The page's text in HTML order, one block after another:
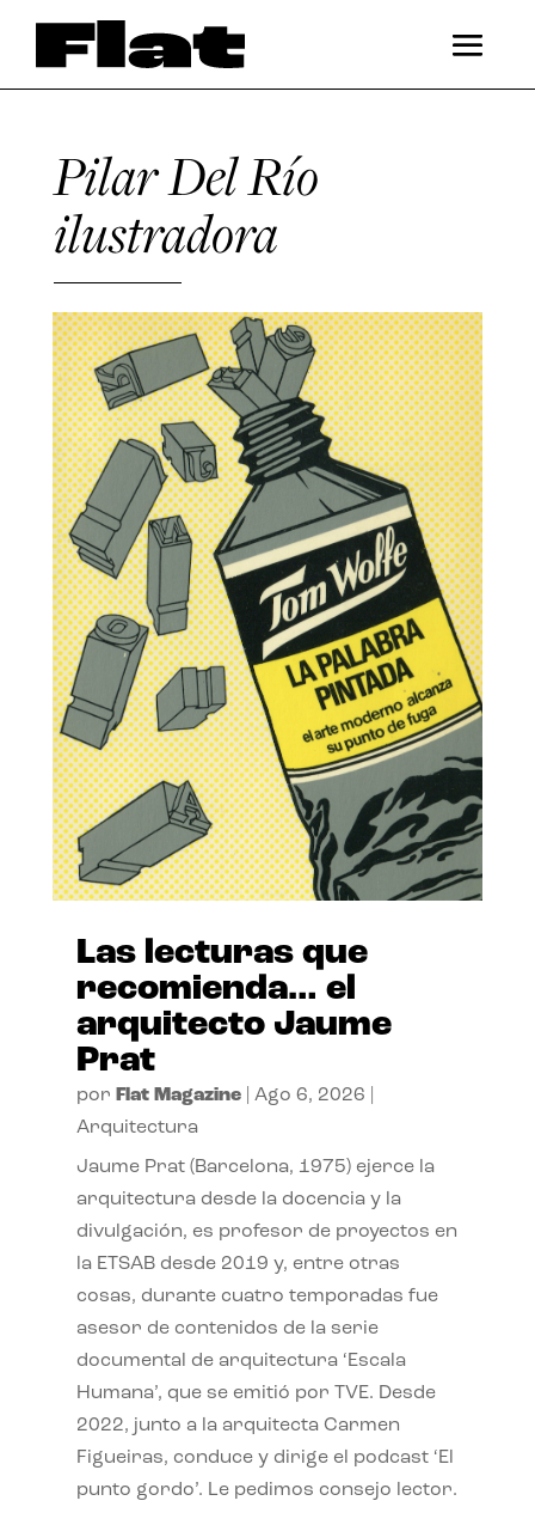
Pilar Del Río
ilustradora
Las lecturas que
recomienda… el
arquitecto Jaume
Prat
por Flat Magazine| Ago 6, 2026
Arquitectura
Jaume Prat (Barcelona, 1975) ejerce la
arquitectura desde la docencia y la
divulgación, es profesor de proyectos en
la ETSAB desde 2019 y, entre otras
cosas, durante cuatro temporadas fue
asesor de contenidos de la serie
documental de arquitectura ‘Escala
Humana’, que se emitió por TVE. Desde
2022, junto a la arquitecta Carmen
Figueiras, conduce y dirige el podcast ‘El
punto gordo’. Le pedimos consejo lector.